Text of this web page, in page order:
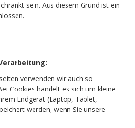
sein. Aus diesem Grund ist ein
verwenden wir auch so
Cookies handelt es sich um kleine
Endgerät (Laptop, Tablet,
werden, wenn Sie unsere